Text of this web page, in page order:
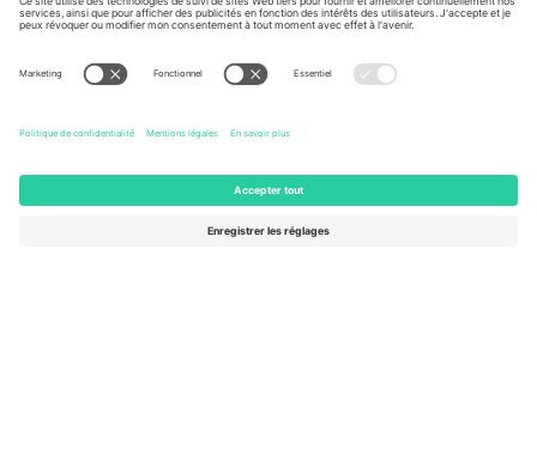
À propos de
Imprimer
Services de l'entreprise
Comment ça marche
Hôtels
Centre d'information sur la Coupe